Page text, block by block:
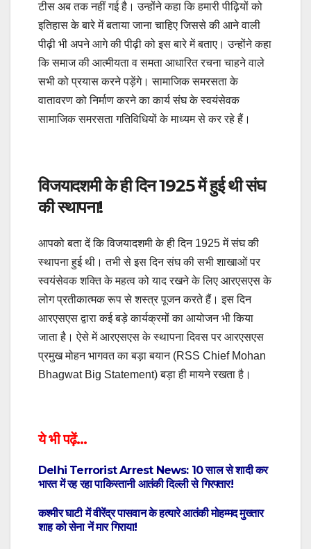
टीस अब तक नहीं गई है। उन्होंने कहा कि हमारी पीढ़ियों को
इतिहास के बारे में बताया जाना चाहिए जिससे की आने वाली
पीढ़ी भी अपने आगे की पीढ़ी को इस बारे में बताए। उन्होंने कहा
कि समाज की आत्मीयता व समता आधारित रचना चाहने वाले
सभी को प्रयास करने पड़ेंगे। सामाजिक समरसता के
वातावरण को निर्माण करने का कार्य संघ के स्वयंसेवक
सामाजिक समरसता गतिविधियों के माध्यम से कर रहे हैं।
विजयादशमी के ही दिन 1925 में हुई थी संघ
की स्थापना!
आपको बता दें कि विजयादशमी के ही दिन 1925 में संघ की
स्थापना हुई थी। तभी से इस दिन संघ की सभी शाखाओं पर
स्वयंसेवक शक्ति के महत्व को याद रखने के लिए आरएसएस के
लोग प्रतीकात्मक रूप से शस्त्र पूजन करते हैं। इस दिन
आरएसएस द्वारा कई बड़े कार्यक्रमों का आयोजन भी किया
जाता है। ऐसे में आरएसएस के स्थापना दिवस पर आरएसएस
प्रमुख मोहन भागवत का बड़ा बयान (RSS Chief Mohan
Bhagwat Big Statement) बड़ा ही मायने रखता है।
ये भी पढ़ें…
Delhi Terrorist Arrest News: 10 साल से शादी कर
भारत में रह रहा पाकिस्तानी आतंकी दिल्ली से गिरफ्तार!
कश्मीर घाटी में वीरेंद्र पासवान के हत्यारे आतंकी मोहम्मद मुख्तार
शाह को सेना नें मार गिराया!